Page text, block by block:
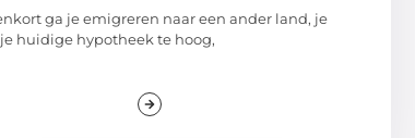
ga je emigreren naar een ander land, je
huidige hypotheek te hoog,